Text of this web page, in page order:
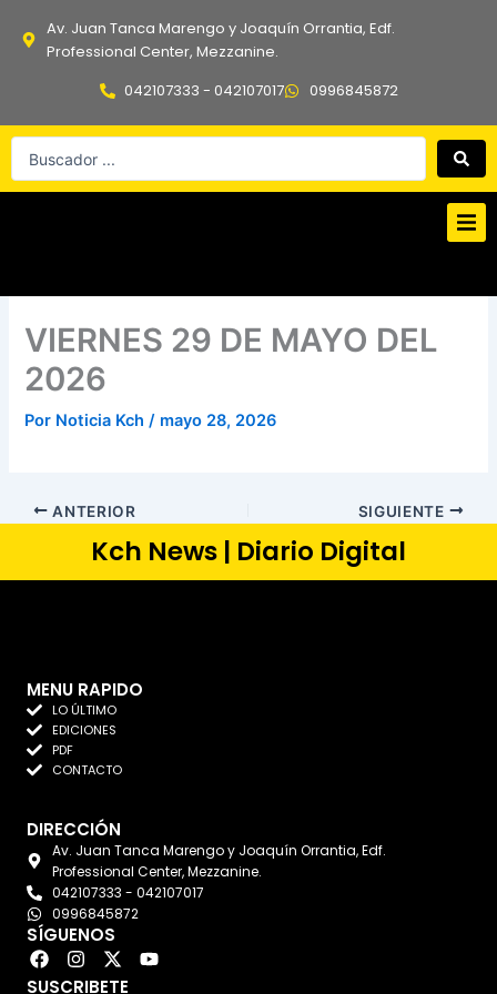
Av. Juan Tanca Marengo y Joaquín Orrantia, Edf.
Professional Center, Mezzanine.
042107333 - 042107017
0996845872
Search
VIERNES 29 DE MAYO DEL
2026
Por Noticia Kch/ mayo 28, 2026
ANTERIOR SIGUIENTE
Kch News | Diario Digital
MENU RAPIDO
LO ÚLTIMO
EDICIONES
PDF
CONTACTO
DIRECCIÓN
Av. Juan Tanca Marengo y Joaquín Orrantia, Edf.
Professional Center, Mezzanine.
042107333 - 042107017
0996845872
SÍGUENOS
F
a
I
n
X
-
Y
o
SUSCRIBETE